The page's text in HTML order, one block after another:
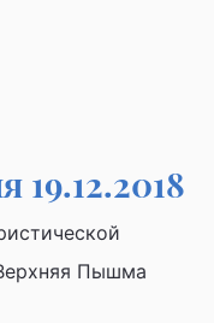
19.12.2018
Пышма